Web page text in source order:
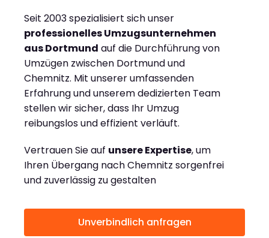
Seit 2003 spezialisiert sich unser
professionelles Umzugsunternehmen
aus Dortmund auf die Durchführung von
Umzügen zwischen Dortmund und
Chemnitz. Mit unserer umfassenden
Erfahrung und unserem dedizierten Team
stellen wir sicher, dass Ihr Umzug
reibungslos und effizient verläuft.
Vertrauen Sie auf unsere Expertise, um
Ihren Übergang nach Chemnitz sorgenfrei
und zuverlässig zu gestalten
Unverbindlich anfragen